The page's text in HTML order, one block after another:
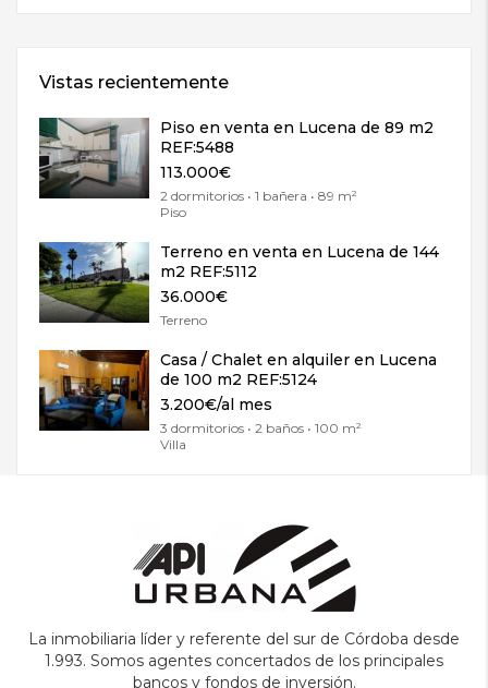
Vistas recientemente
Piso en venta en Lucena de 89 m2
REF:5488
113.000€
2 dormitorios • 1 bañera • 89 m²
Piso
Terreno en venta en Lucena de 144
m2 REF:5112
36.000€
Terreno
Casa / Chalet en alquiler en Lucena
de 100 m2 REF:5124
3.200€/al mes
3 dormitorios • 2 baños • 100 m²
Villa
La inmobiliaria líder y referente del sur de Córdoba desde
1.993. Somos agentes concertados de los principales
bancos y fondos de inversión.